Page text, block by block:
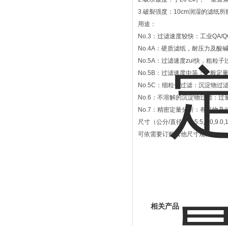
3.破裂强度：10cm润湿的滤纸所
用途：
No.3：过滤速度较快：工业QA/
No.4A：硬质滤纸，耐压力及酸
No.5A：过滤速度zui快，粗粒子
No.5B：过滤速度中等：一般定
No.5C：细粒子过滤：沉淀物过
No.6：不溶解的沉淀物过滤：
No.7：精密定量分析：有机物及
尺寸（公分/直径）：
可依需要订购其他尺寸规格。
相关产品